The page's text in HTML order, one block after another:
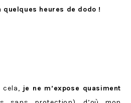
heures de dodo !
cela, je ne m’expose quasiment